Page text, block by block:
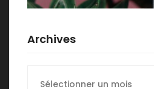
Archives